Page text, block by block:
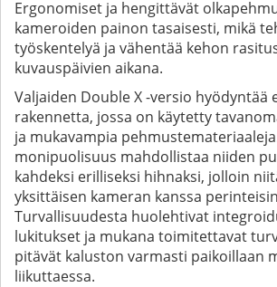
Ergonomiset ja hengittävät
kameroiden painon tasaisesti, mikä
työskentelyä ja vähentää kehon
kuvauspäivien aikana.
Valjaiden Double X -versio hyödyntää
rakennetta, jossa on käytetty
ja mukavampia
monipuolisuus mahdollistaa niiden
kahdeksi erilliseksi hihnaksi, jolloin
yksittäisen kameran kanssa
Turvallisuudesta huolehtivat
lukitukset ja mukana toimitettavat
pitävät kaluston varmasti paikoillaan
liikuttaessa.